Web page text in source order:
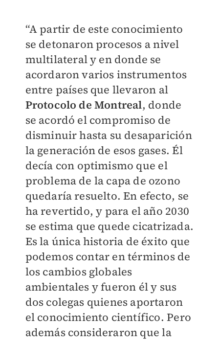
“A partir de este conocimiento
se detonaron procesos a nivel
multilateral y en donde se
acordaron varios instrumentos
entre países que llevaron al
Protocolo de Montreal, donde
se acordó el compromiso de
disminuir hasta su desaparición
la generación de esos gases. Él
decía con optimismo que el
problema de la capa de ozono
quedaría resuelto. En efecto, se
ha revertido, y para el año 2030
se estima que quede cicatrizada.
Es la única historia de éxito que
podemos contar en términos de
los cambios globales
ambientales y fueron él y sus
dos colegas quienes aportaron
el conocimiento científico. Pero
además consideraron que la